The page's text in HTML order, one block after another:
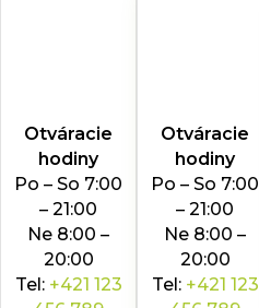
Otváracie
hodiny
Po – So 7:00
– 21:00
Ne 8:00 –
20:00
Tel: +421 123
Otváracie
hodiny
Po – So 7:00
– 21:00
Ne 8:00 –
20:00
Tel: +421 123